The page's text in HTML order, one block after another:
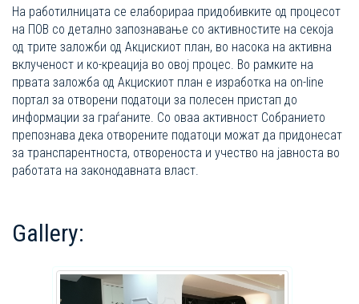
На работилницата се елаборираа придобивките од процесот
на ПОВ со детално запознавање со активностите на секоја
од трите заложби од Акцискиот план, во насока на активна
вклученост и ко-креација во овој процес. Во рамките на
првата заложба од Акцискиот план е изработка на on-line
портал за отворени податоци за полесен пристап до
информации за граѓаните. Со оваа активност Собранието
препознава дека отворените податоци можат да придонесат
за транспарентноста, отвореноста и учество на јавноста во
работата на законодавната власт.
Gallery: